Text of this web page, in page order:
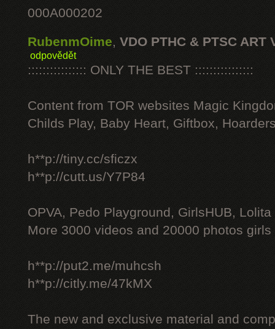
000A000202
RubenmOime, VDO PTHC & PTSC ART
odpovědět
:::::::::::::::: ONLY THE BEST ::::::::::::::::
Content from TOR websites Magic
Childs Play, Baby Heart, Giftbox,
h**p://tiny.cc/sficzx
h**p://cutt.us/Y7P84
OPVA, Pedo Playground, GirlsHUB, Lolita
More 3000 videos and 20000 photos
h**p://put2.me/muhcsh
h**p://citly.me/47kMX
The new and exclusive material and